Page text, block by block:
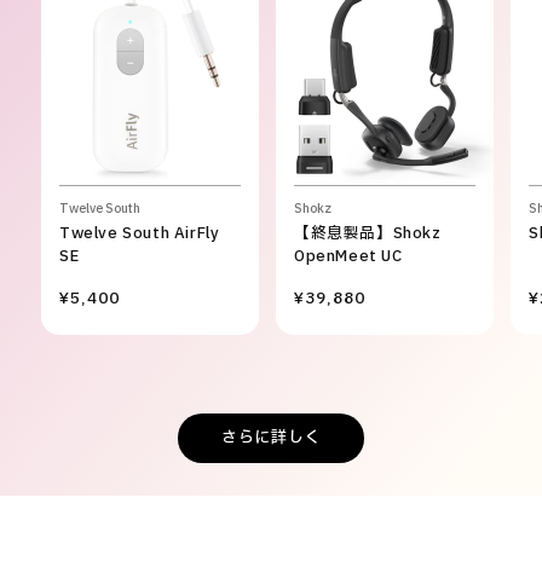
Twelve South
Twelve South AirFly
SE
¥5,400
Shokz
【終息製品】Shokz
OpenMeet UC
¥39,880
さらに詳しく